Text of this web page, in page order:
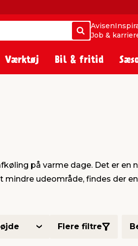
Søg
Søg
Avisen
Job &
Værktøj Bil & fritid
på varme dage. Det er
udeområde, findes der
Flere filtre